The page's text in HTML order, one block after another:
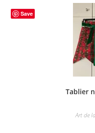
Save
Tablier
Art de